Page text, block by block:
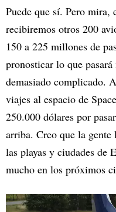
Puede que sí. Pero mira,
recibiremos otros 200
150 a 225 millones de
pronosticar lo que
demasiado complicado.
viajes al espacio de
250.000 dólares por
arriba. Creo que la
las playas y ciudades de
mucho en los próximos